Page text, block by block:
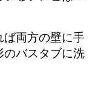
ば両方の壁に手
のバスタブに洗